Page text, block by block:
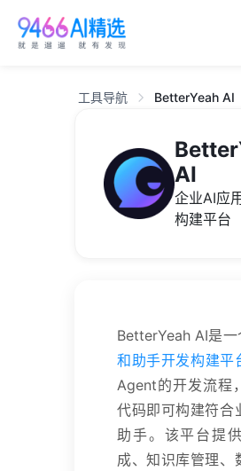
工具导航 BetterYeah AI
AI
企业AI应
构建平台
BetterYeah AI是一
和助手开发构建平
Agent的开发流程
代码即可构建符合
助手。该平台提
成、知识库管理、